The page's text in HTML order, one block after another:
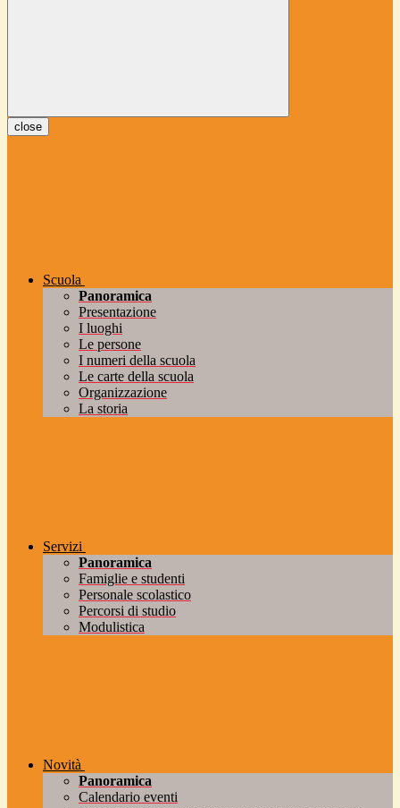
close
Scuola
Panoramica
Presentazione
I luoghi
Le persone
I numeri della scuola
Le carte della scuola
Organizzazione
La storia
Servizi
Panoramica
Famiglie e studenti
Personale scolastico
Percorsi di studio
Modulistica
Novità
Panoramica
Calendario eventi